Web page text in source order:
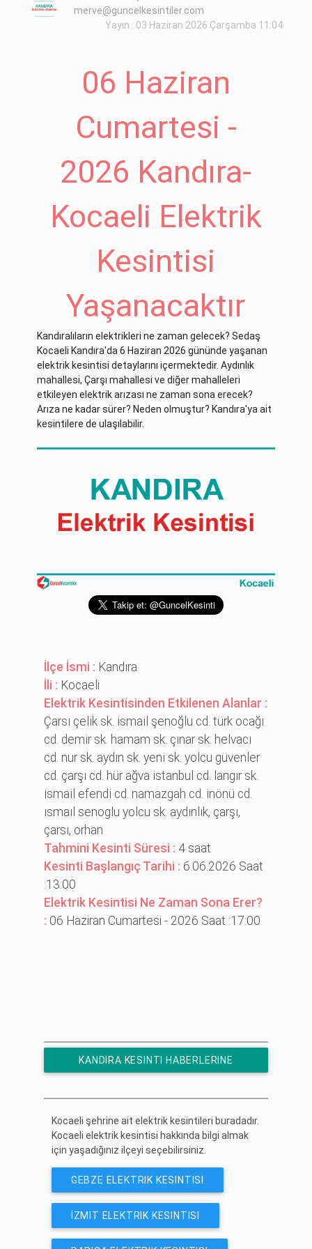
merve@guncelkesintiler.com
Yayın : 03 Haziran 2026 Çarşamba 11:04
06 Haziran
Cumartesi -
2026 Kandıra-
Kocaeli Elektrik
Kesintisi
Yaşanacaktır
Kandıralıların elektrikleri ne zaman gelecek? Sedaş
Kocaeli Kandıra'da 6 Haziran 2026 gününde yaşanan
elektrik kesintisi detaylarını içermektedir. Aydınlık
mahallesi, Çarşı mahallesi ve diğer mahalleleri
etkileyen elektrik arızası ne zaman sona erecek?
Arıza ne kadar sürer? Neden olmuştur? Kandıra'ya ait
kesintilere de ulaşılabilir.
İlçe İsmi : Kandıra
İli : Kocaeli
Elektrik Kesintisinden Etkilenen Alanlar :
Çarsı çeli̇k sk. i̇smai̇l şenoğlu cd. türk ocağı
cd. demi̇r sk. hamam sk. çınar sk. helvacı
cd. nur sk. aydın sk. yeni̇ sk. yolcu güvenler
cd. çarşı cd. hür ağva i̇stanbul cd. langır sk.
i̇smai̇l efendi̇ cd. namazgah cd. i̇nönü cd.
ısmaıl senoglu yolcu sk. aydınlık, çarşı,
çarsı, orhan
Tahmini Kesinti Süresi : 4 saat
Kesinti Başlangıç Tarihi : 6.06.2026 Saat
:13:00
Elektrik Kesintisi Ne Zaman Sona Erer?
: 06 Haziran Cumartesi - 2026 Saat :17:00
KANDIRA KESINTI HABERLERINE
Kocaeli şehrine ait elektrik kesintileri buradadır.
Kocaeli elektrik kesintisi hakkında bilgi almak
için yaşadığınız ilçeyi seçebilirsiniz.
GEBZE ELEKTRIK KESINTISI
İZMIT ELEKTRIK KESINTISI